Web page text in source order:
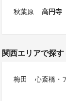
秋葉原
高円寺
関西エリアで探す
梅田 心斎橋・